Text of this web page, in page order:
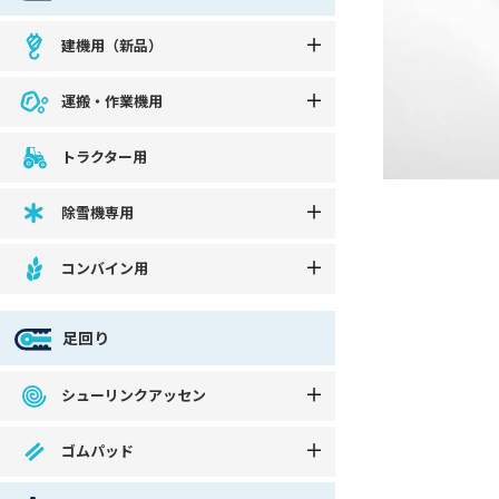
建機用（新品）
運搬・作業機用
トラクター用
除雪機専用
コンバイン用
足回り
シューリンクアッセン
ゴムパッド